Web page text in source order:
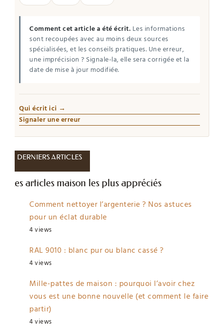
Comment cet article a été écrit. Les informations
sont recoupées avec au moins deux sources
spécialisées, et les conseils pratiques. Une erreur,
une imprécision ? Signale-la, elle sera corrigée et la
date de mise à jour modifiée.
Qui écrit ici →
Signaler une erreur
DERNIERS ARTICLES
Les articles maison les plus appréciés
Comment nettoyer l’argenterie ? Nos astuces
pour un éclat durable
4 views
RAL 9010 : blanc pur ou blanc cassé ?
4 views
Mille-pattes de maison : pourquoi l’avoir chez
vous est une bonne nouvelle (et comment le faire
partir)
4 views